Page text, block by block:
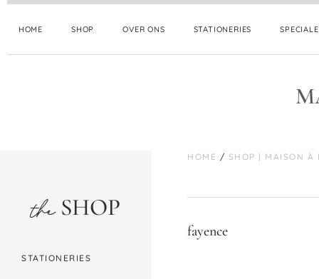
HOME SHOP OVER ONS STATIONERIES
theSHOP
STATIONERIES
HOME / SHOP | MAISON À
fayence